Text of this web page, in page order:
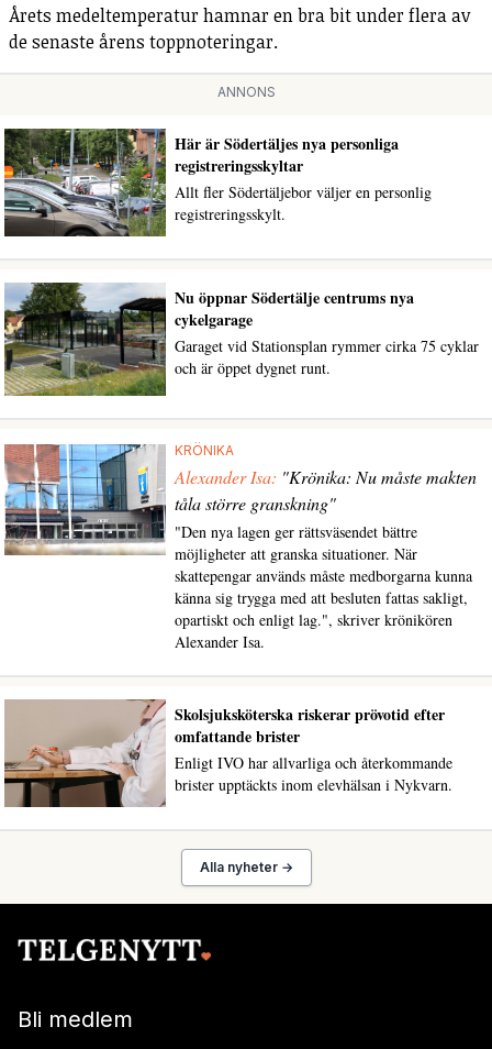
Årets medeltemperatur hamnar en bra bit under flera av
de senaste årens toppnoteringar.
ANNONS
Här är Södertäljes nya personliga
registreringsskyltar
Allt fler Södertäljebor väljer en personlig
registreringsskylt.
Nu öppnar Södertälje centrums nya
cykelgarage
Garaget vid Stationsplan rymmer cirka 75 cyklar
och är öppet dygnet runt.
KRÖNIKA
Alexander Isa: "Krönika: Nu måste makten
tåla större granskning"
"Den nya lagen ger rättsväsendet bättre
möjligheter att granska situationer. När
skattepengar används måste medborgarna kunna
känna sig trygga med att besluten fattas sakligt,
opartiskt och enligt lag.", skriver krönikören
Alexander Isa.
Skolsjuksköterska riskerar prövotid efter
omfattande brister
Enligt IVO har allvarliga och återkommande
brister upptäckts inom elevhälsan i Nykvarn.
Alla nyheter →
Bli medlem